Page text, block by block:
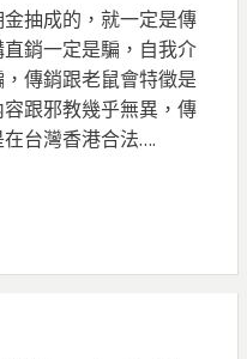
抽成的，就一定是傳
銷一定是騙，自我介
傳銷跟老鼠會特徵是
跟邪教幾乎無異，傳
台灣香港合法….